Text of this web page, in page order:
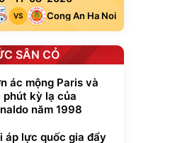
VS Cong An Ha Noi
SÂN CỎ
ác mộng Paris và
phút kỳ lạ của
năm 1998
áp lực quốc gia đẩy